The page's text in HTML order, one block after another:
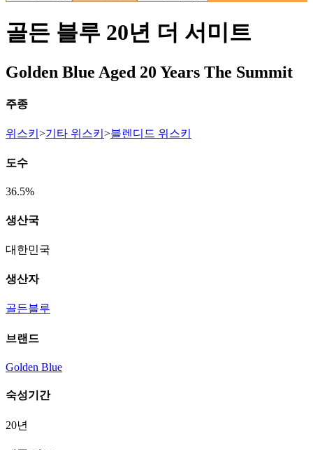
골든 블루 20년 더 서미트
Golden Blue Aged 20 Years The Summit
주종
위스키 >기타 위스키 >블렌디드 위스키
도수
36.5%
생산국
대한민국
생산자
골든블루
브랜드
Golden Blue
숙성기간
20년